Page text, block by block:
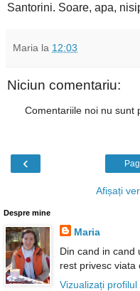
Santorini. Soare, apa,
Maria la 12:03
Niciun comentariu:
Comentariile noi nu sunt
‹
Afișați
Despre mine
Maria
Din cand in cand
rest privesc viata
Vizualizați